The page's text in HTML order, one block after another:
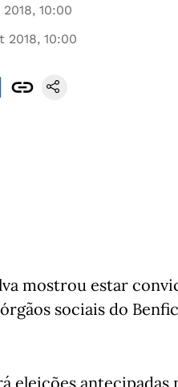
10:00
2018, 10:00
mostrou estar
sociais do
eleições